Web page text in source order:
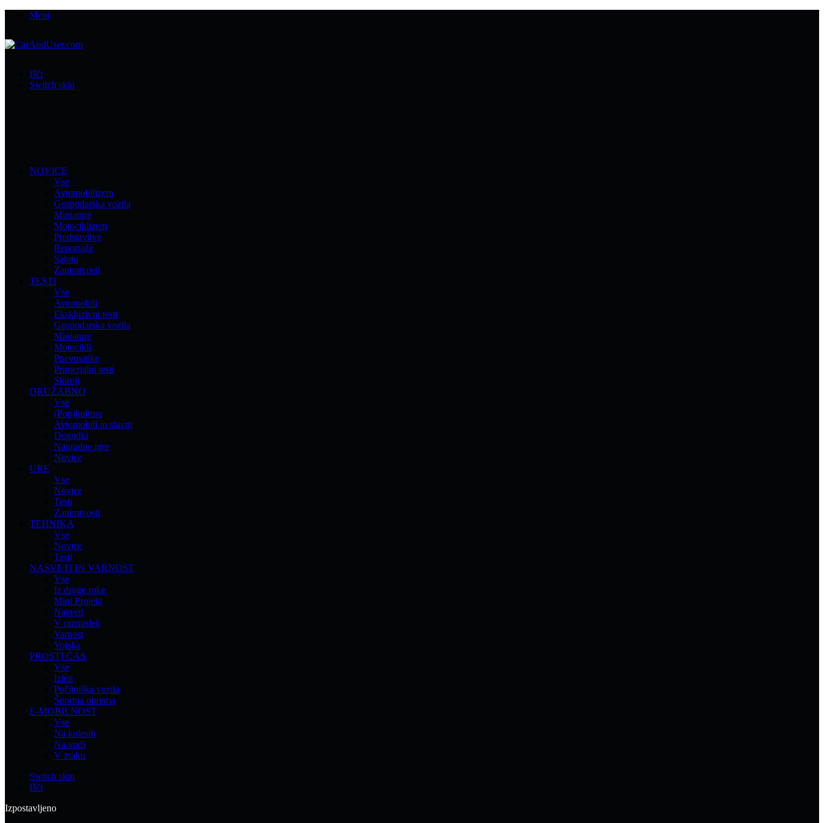
Meni
Išči
Switch skin
NOVICE
Vse
Avtomobilizem
Gospodarska vozila
Miniature
Motociklizem
Predstavitve
Reportaže
Saloni
Zanimivosti
TESTI
Vse
Avtomobili
Ekskluzivni testi
Gospodarska vozila
Miniature
Motocikli
Pnevmatike
Primerjalni testi
Skiroji
DRUŽABNO
Vse
(Pop)kultura
Avtomobili in slavni
Dogodki
Nagradne igre
Novice
URE
Vse
Novice
Testi
Zanimivosti
TEHNIKA
Vse
Novice
Testi
NASVETI IN VARNOST
Vse
Iz druge roke
Mini Projekt
Nasveti
V razmislek
Varnost
Vojska
PROSTI ČAS
Vse
Izleti
Počitniška vozila
Športna oprema
E-MOBILNOST
Vse
Na kolesih
Na vodi
V zraku
Switch skin
Išči
Izpostavljeno